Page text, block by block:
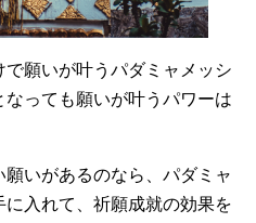
願いが叶うパダミャメッシ
っても願いが叶うパワーは
いがあるのなら、パダミャ
入れて、祈願成就の効果を